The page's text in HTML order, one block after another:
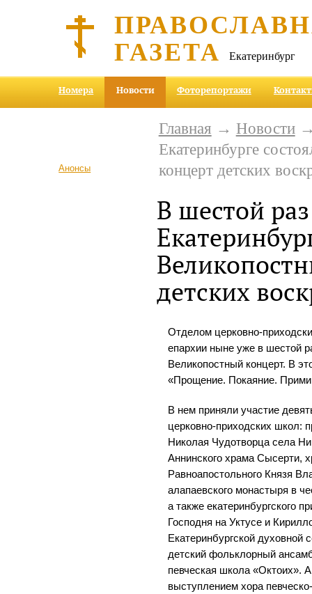
ГАЗЕТА Екатеринбург
Номера Новости Фоторепортажи
Анонсы
Главная → Новости→
Екатеринбурге
концерт детских
В шестой
детских
Отделом церковно-
епархии ныне уже в шестой
Великопостный концерт. В
«Прощение. Покаяние.
В нем приняли участие
церковно-приходских школ:
Николая Чудотворца села
Аннинского храма Сысерти,
Равноапостольного Князя
алапаевского монастыря в
а также екатеринбургского
Господня на Уктусе и
Екатеринбургской духовной
детский фольклорный
певческая школа «Октоих».
выступлением хора